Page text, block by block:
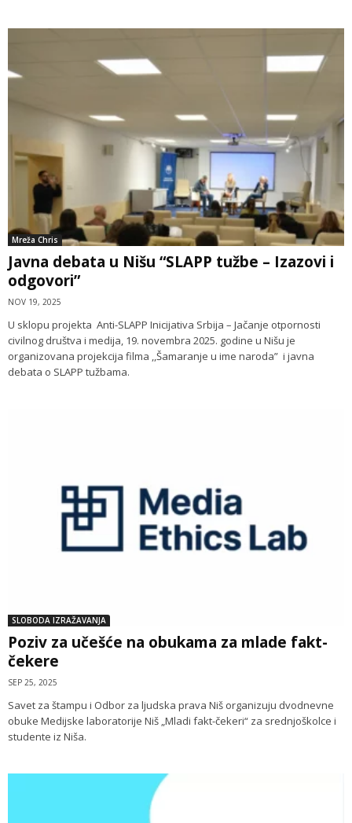
Mreža Chris
Javna debata u Nišu “SLAPP tužbe – Izazovi i
odgovori”
NOV 19, 2025
U sklopu projekta Anti-SLAPP Inicijativa Srbija – Jačanje otpornosti
civilnog društva i medija, 19. novembra 2025. godine u Nišu je
organizovana projekcija filma ,,Šamaranje u ime naroda” i javna
debata o SLAPP tužbama.
SLOBODA IZRAŽAVANJA
Poziv za učešće na obukama za mlade fakt-
čekere
SEP 25, 2025
Savet za štampu i Odbor za ljudska prava Niš organizuju dvodnevne
obuke Medijske laboratorije Niš „Mladi fakt-čekeri“ za srednjoškolce i
studente iz Niša.